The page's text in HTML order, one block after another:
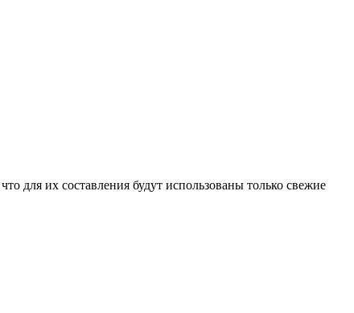
для их составления будут использованы только свежие